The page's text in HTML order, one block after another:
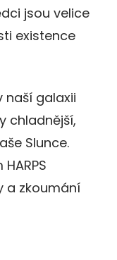
jsou velice
existence
naší galaxii
chladnější,
Slunce.
a zkoumání